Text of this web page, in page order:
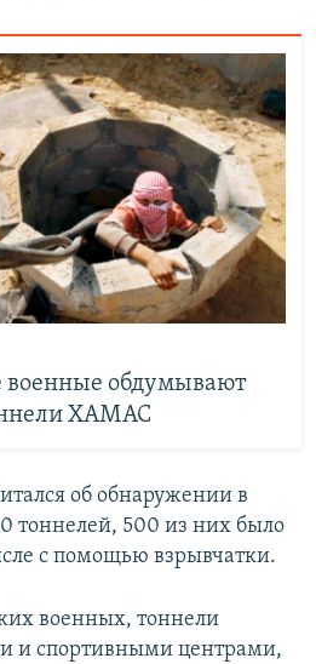
военные обдумывают
ХАМАС
об обнаружении в
тоннелей, 500 из них было
с помощью взрывчатки.
военных, тоннели
и спортивными центрами,